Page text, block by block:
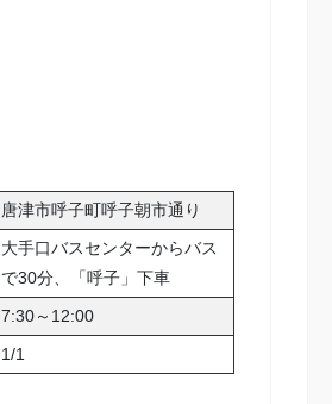
唐津市呼子町呼子朝市通り
大手口バスセンターからバス
で30分、「呼子」下車
7:30～12:00
1/1